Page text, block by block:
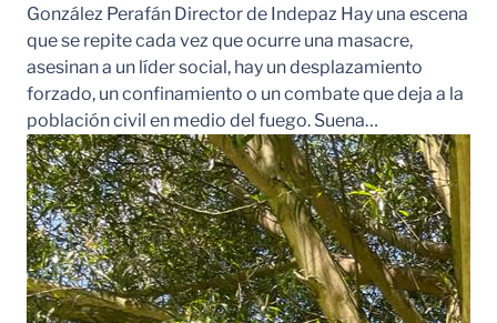
González Perafán Director de Indepaz Hay una escena
que se repite cada vez que ocurre una masacre,
asesinan a un líder social, hay un desplazamiento
forzado, un confinamiento o un combate que deja a la
población civil en medio del fuego. Suena…